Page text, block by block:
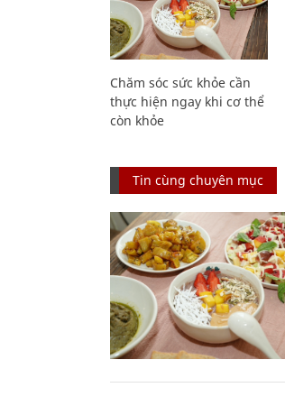
Chăm sóc sức khỏe cần
thực hiện ngay khi cơ thể
còn khỏe
Tin cùng chuyên mục